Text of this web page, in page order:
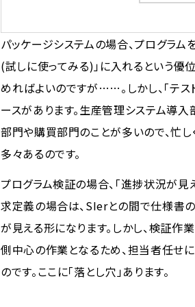
パッケージシステムの場合、プログラム
(試しに使ってみる)」に入れるという優
めればよいのですが……。しかし、「テ
ースがあります。生産管理システム導
部門や購買部門のことが多いので、忙
多々あるのです。
プログラム検証の場合、「進捗状況が見
求定義の場合は、SIerとの間で仕様書
が見える形になります。しかし、検証作
側中心の作業となるため、担当者任せ
のです。ここに「落とし穴」あります。